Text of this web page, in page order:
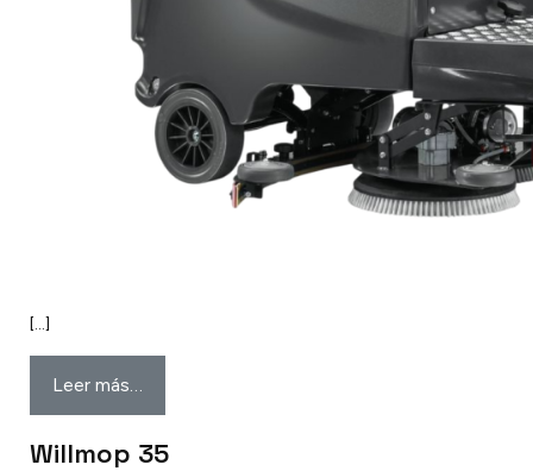
[…]
Leer más…
Willmop 35